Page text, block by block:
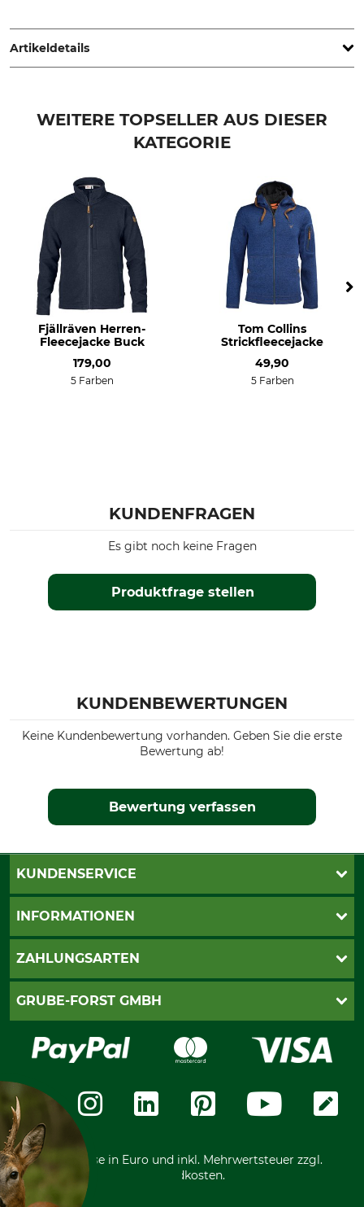
Sweden, www.lundhags.com
Artikeldetails
Oberstoff
Waschen
30 °C Buntwäsche
Bleichen
Nicht bleichen
Trocknen
Nicht im Wäschetrockner
trocknen
Bügeln
Nicht bügeln
Professionelle Textilpflege
Nicht trockenreinigen
Atmungsaktivität
Recyceltes Material
deep blue
WEITERE TOPSELLER AUS DIESER
KATEGORIE
Fjällräven Herren-
Fleecejacke Buck
179,00
5 Farben
Tom Collins
Strickfleecejacke
49,90
5 Farben
KUNDENFRAGEN
Produktfrage stellen
Es gibt noch keine Fragen
KUNDENBEWERTUNGEN
Keine Kundenbewertung vorhanden. Geben Sie die erste
Bewertung ab!
Bewertung verfassen
KUNDENSERVICE
Katalogbestellung
INFORMATIONEN
AGB
Widerrufsformular
Zahlungsarten
ZAHLUNGSARTEN
PayPal
Rechnung
Vorkasse
GRUBE-FORST GMBH
Karriere
Über uns
Community
International
*Alle Preise in Euro und inkl. Mehrwertsteuer zzgl.
Versandkosten.